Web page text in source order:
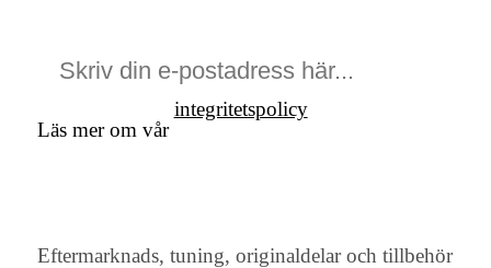
Läs mer om vår
integritetspolicy
Eftermarknads, tuning, originaldelar och tillbehör